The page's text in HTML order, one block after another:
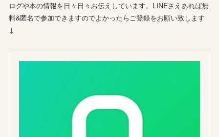
ログや本の情報を日々日々お伝えしています。LINEさえあれば無
料&匿名で参加できますのでよかったらご登録をお願い致します
↓